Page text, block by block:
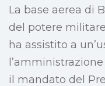
La base aerea di
del potere
ha assistito a
il mandato del